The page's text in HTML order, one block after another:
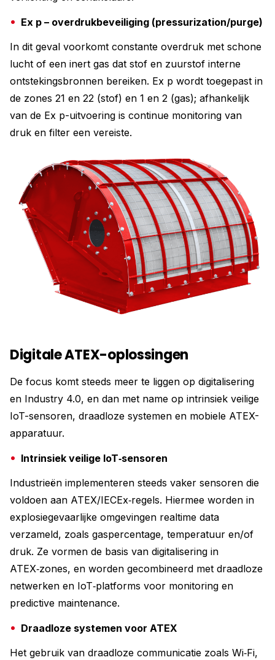
Ex p – overdrukbeveiliging (pressurization/purge)
In dit geval voorkomt constante overdruk met schone
lucht of een inert gas dat stof en zuurstof interne
ontstekingsbronnen bereiken. Ex p wordt toegepast in
de zones 21 en 22 (stof) en 1 en 2 (gas); afhankelijk
van de Ex p-uitvoering is continue monitoring van
druk en filter een vereiste.
Digitale ATEX-oplossingen
De focus komt steeds meer te liggen op digitalisering
en Industry 4.0, en dan met name op intrinsiek veilige
IoT-sensoren, draadloze systemen en mobiele ATEX-
apparatuur.
Intrinsiek veilige IoT‑sensoren
Industrieën implementeren steeds vaker sensoren die
voldoen aan ATEX/IECEx‑regels. Hiermee worden in
explosiegevaarlijke omgevingen realtime data
verzameld, zoals gaspercentage, temperatuur en/of
druk. Ze vormen de basis van digitalisering in
ATEX‑zones, en worden gecombineerd met draadloze
netwerken en IoT‑platforms voor monitoring en
predictive maintenance.
Draadloze systemen voor ATEX
Het gebruik van draadloze communicatie zoals Wi‑Fi,